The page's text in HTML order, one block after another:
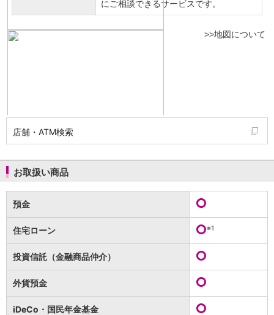
WealthNavi for イオン銀行（ロボアドバイザー）
まいクラウドファンディング
リ・バース60
カードローン
目的別ローン
保険
医療保険
がん保険
就業不能保険
認知症保険
海外旅行保険
国内旅行傷害保険
スマホ保険
傷害保険
店舗・ATM検索
お取扱い商品
預金
住宅ローン ※1
投資信託（金融商品仲介）
外貨預金
iDeCo・国民年金基金